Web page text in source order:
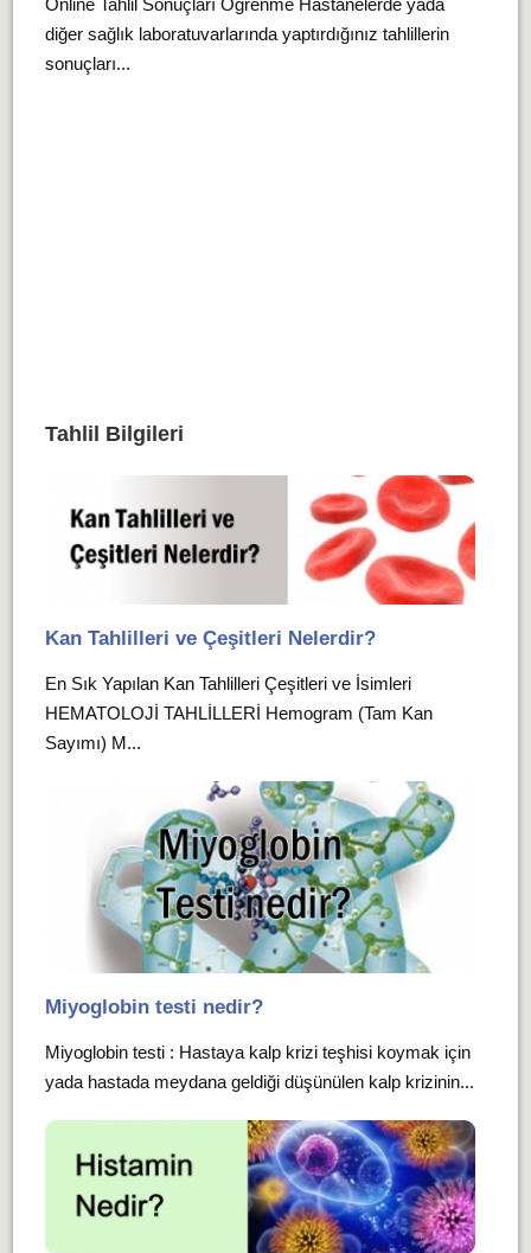
Online Tahlil Sonuçları Öğrenme Hastanelerde yada
diğer sağlık laboratuvarlarında yaptırdığınız tahlillerin
sonuçları...
Tahlil Bilgileri
Kan Tahlilleri ve Çeşitleri Nelerdir?
En Sık Yapılan Kan Tahlilleri Çeşitleri ve İsimleri
HEMATOLOJİ TAHLİLLERİ Hemogram (Tam Kan
Sayımı) M...
Miyoglobin testi nedir?
Miyoglobin testi : Hastaya kalp krizi teşhisi koymak için
yada hastada meydana geldiği düşünülen kalp krizinin...